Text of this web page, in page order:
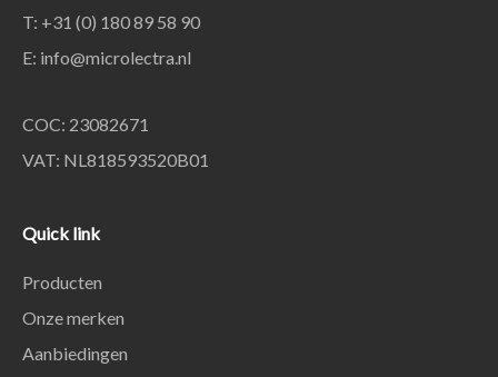
T: +31 (0) 180 89 58 90
E: info@microlectra.nl
COC: 23082671
VAT: NL818593520B01
Quick link
Producten
Onze merken
Aanbiedingen